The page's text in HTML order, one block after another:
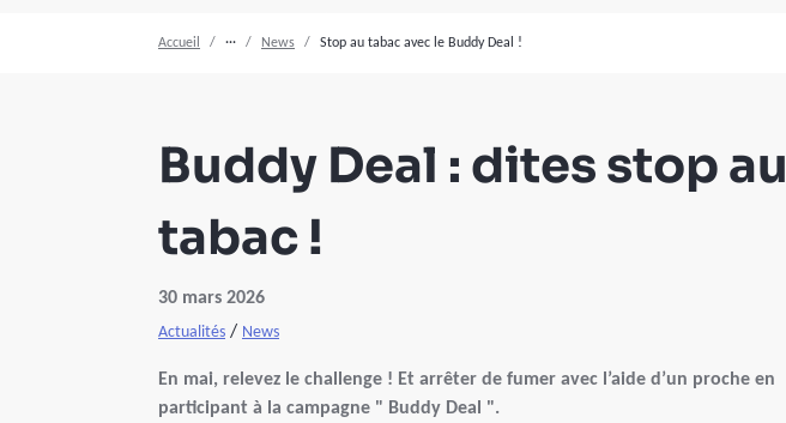
Accueil ··· News Stop au tabac avec le Buddy Deal !
Buddy Deal : dites stop au
tabac !
30 mars 2026
Actualités / News
En mai, relevez le challenge ! Et arrêter de fumer avec l’aide d’un proche en
participant à la campagne " Buddy Deal ".